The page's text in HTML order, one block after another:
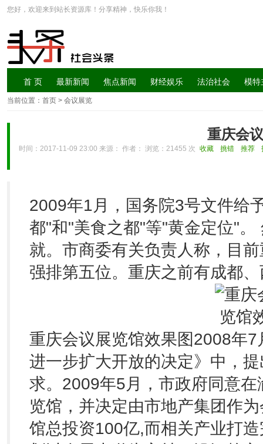
您好，欢迎来到站长资源库！分享精神，快乐你我！
首 页 最新新闻 焦点新闻 财经娱乐 法治社会 模特
当前位置： 首页 > 会议展览
重庆会
时间：2017-11-09 23:00 来源： 作者： 浏览： 21455 次 收藏 挑错 推荐
2009年1月，国务院3号文件给
都"和"美食之都"等"黄金定位"
就。市商委有关负责人称，目
强排第五位。重庆之前有成都
重庆会议展览馆效果图2008年7
进一步扩大开放的决定》中，
求。2009年5月，市政府同意
览馆，并决定由市地产集团作
馆总投资100亿,而相关产业打